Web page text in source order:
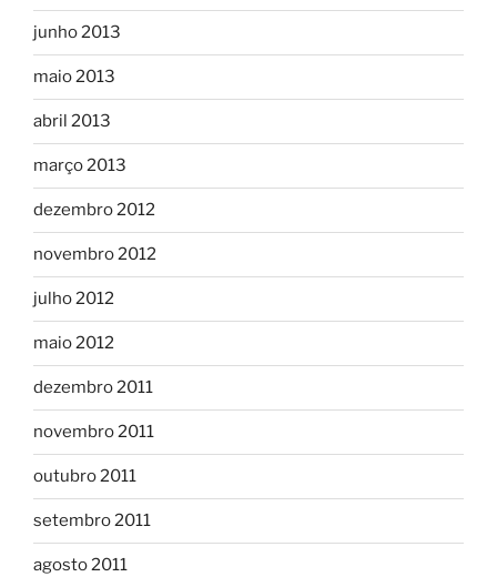
junho 2013
maio 2013
abril 2013
março 2013
dezembro 2012
novembro 2012
julho 2012
maio 2012
dezembro 2011
novembro 2011
outubro 2011
setembro 2011
agosto 2011